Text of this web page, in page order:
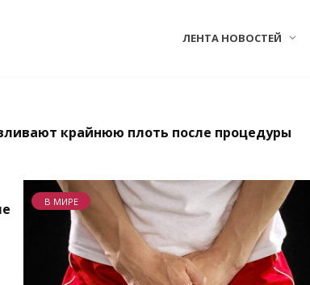
ЛЕНТА НОВОСТЕЙ
крайнюю плоть после процедуры
В МИРЕ